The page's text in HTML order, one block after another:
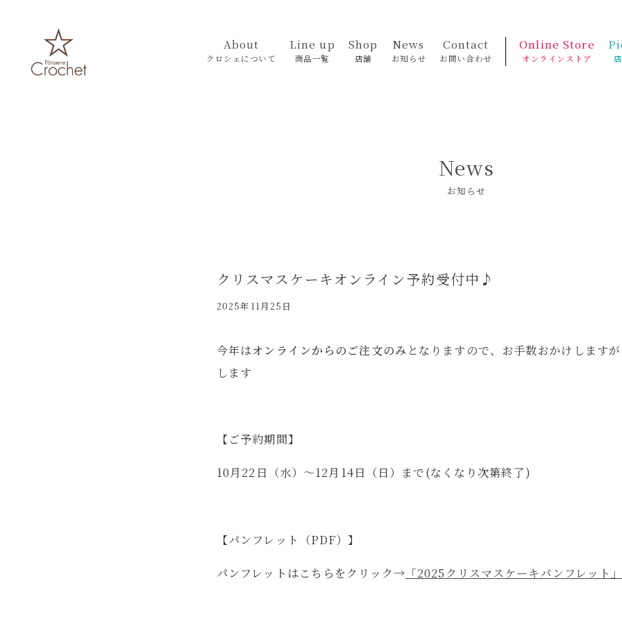
About
クロシェについて
Line up
商品一覧
Shop
店舗
News
お知らせ
Contact
お問い合わせ
Online Store
オンラインストア
News
お知らせ
クリスマスケーキオンライン予約受付中♪
2025年11月25日
今年はオンラインからのご注文のみ となりますので、お手数おかけします
します
【ご予約期間】
10月22日（水）〜12月14日（日）まで(なくなり次第終了)
【パンフレット（PDF）】
パンフレットはこちらをクリック→ 「2025クリスマスケーキパンフレット」